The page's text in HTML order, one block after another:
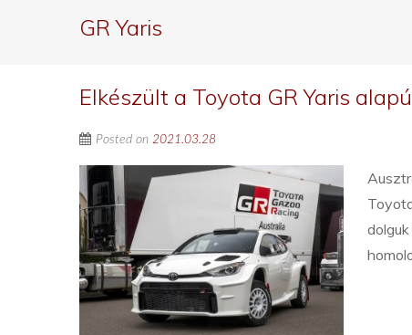
GR Yaris
Elkészült a Toyota GR Yaris
Posted on 2021.03.28